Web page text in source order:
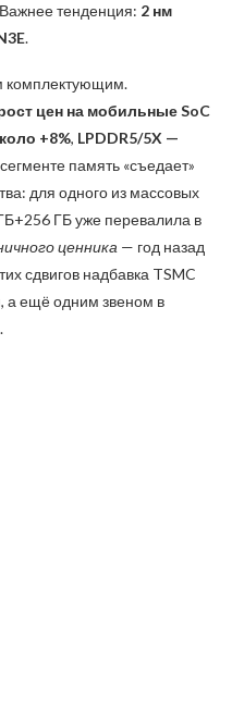
тенденция: 2 нм
.
комплектующим.
цен на мобильные SoC
+8%, LPDDR5/5X —
память «съедает»
для одного из массовых
ГБ уже перевалила в
ценника — год назад
сдвигов надбавка TSMC
а ещё одним звеном в